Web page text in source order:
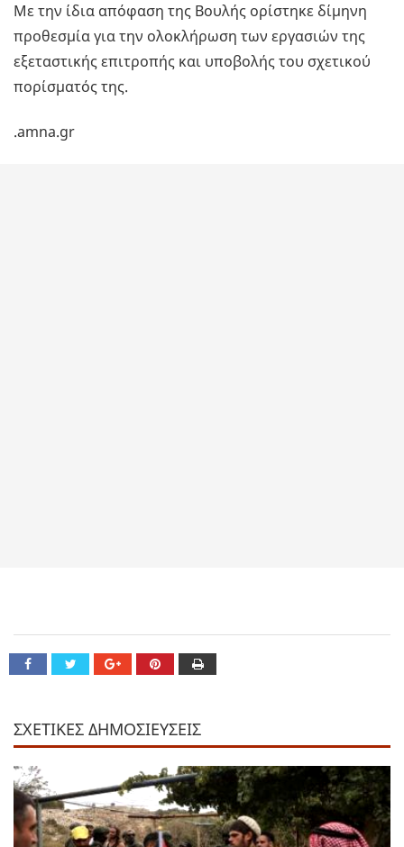
Με την ίδια απόφαση της Βουλής ορίστηκε δίμηνη
προθεσμία για την ολοκλήρωση των εργασιών της
εξεταστικής επιτροπής και υποβολής του σχετικού
πορίσματός της.
.amna.gr
ΣΧΕΤΙΚΕΣ ΔΗΜΟΣΙΕΥΣΕΙΣ